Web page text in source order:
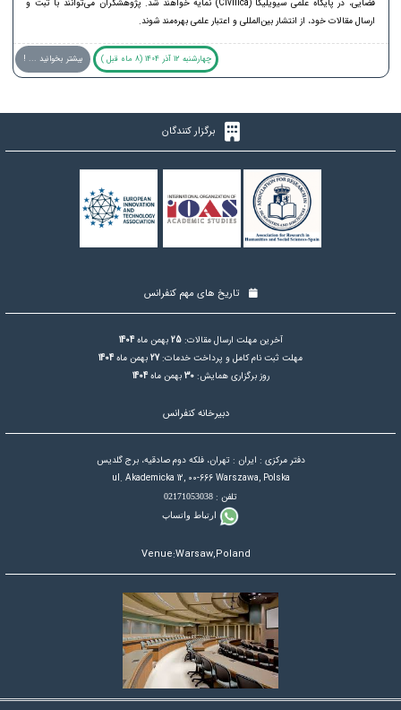
قضایی، در پایگاه علمی سیویلیکا (Civilica) نمایه خواهند شد. پژوهشگران می‌توانند با ثبت و
ارسال مقالات خود، از انتشار بین‌المللی و اعتبار علمی بهره‌مند شوند.
چهارشنبه 12 آذر 1404 (8 ماه قبل ) بیشتر بخوانید ... !
برگزار کنندگان
تاریخ های مهم کنفرانس
آخرین مهلت ارسال مقالات:25 بهمن ماه1404
مهلت ثبت نام کامل و پرداخت خدمات:27 بهمن ماه 1404
روز برگزاری همایش:30 بهمن ماه1404
دبیرخانه کنفرانس
دفتر مرکزی : ایران : تهران، فلکه دوم صادقیه، برج گلدیس
ul. Akademicka 12, 00-666 Warszawa, Polska
تلفن : 02171053038
ارتباط واتساپ
Venue:Warsaw,Poland